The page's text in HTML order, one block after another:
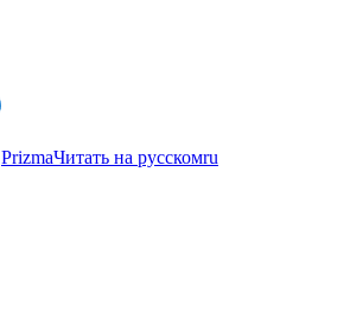
PrizmaЧитать на русскомru